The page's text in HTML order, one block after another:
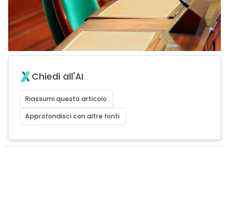
Chiedi all'AI
Riassumi questo articolo
Approfondisci con altre fonti